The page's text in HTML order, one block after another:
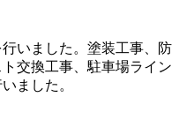
いました。塗装工事、防
交換工事、駐車場ライン
ました。